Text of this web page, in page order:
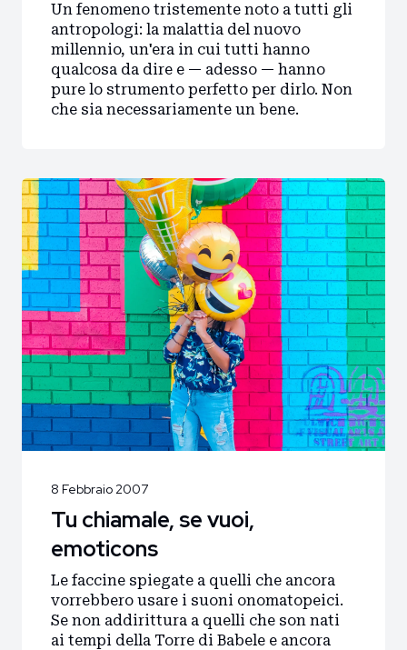
Un fenomeno tristemente noto a tutti gli
antropologi: la malattia del nuovo
millennio, un'era in cui tutti hanno
qualcosa da dire e — adesso — hanno
pure lo strumento perfetto per dirlo. Non
che sia necessariamente un bene.
8 Febbraio 2007
Tu chiamale, se vuoi,
emoticons
Le faccine spiegate a quelli che ancora
vorrebbero usare i suoni onomatopeici.
Se non addirittura a quelli che son nati
ai tempi della Torre di Babele e ancora